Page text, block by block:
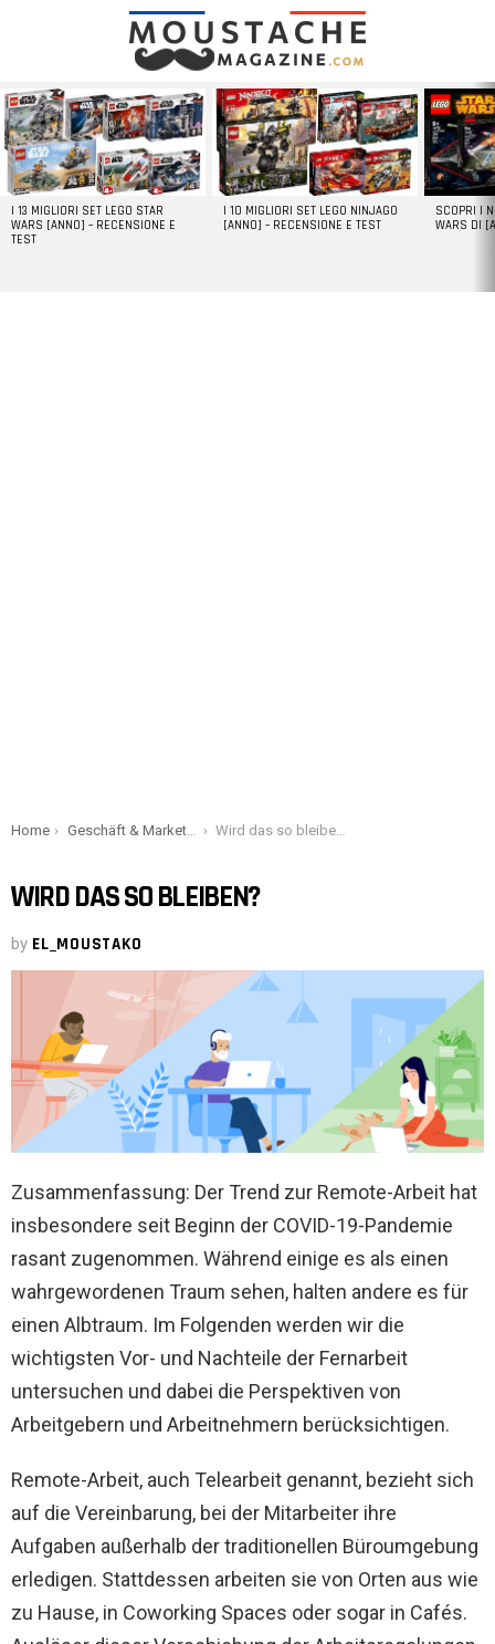
LATEST
STORIES
I 13 MIGLIORI SET LEGO STAR
WARS [ANNO] – RECENSIONE E
TEST
I 10 MIGLIORI SET LEGO NINJAGO
[ANNO] – RECENSIONE E TEST
SCOPRI I
WARS DI
You are here:
Home Geschäft & Marketing Wird das so bleiben?
WIRD DAS SO BLEIBEN?
by EL_MOUSTAKO
Zusammenfassung: Der Trend zur Remote-Arbeit hat
insbesondere seit Beginn der COVID-19-Pandemie
rasant zugenommen. Während einige es als einen
wahrgewordenen Traum sehen, halten andere es für
einen Albtraum. Im Folgenden werden wir die
wichtigsten Vor- und Nachteile der Fernarbeit
untersuchen und dabei die Perspektiven von
Arbeitgebern und Arbeitnehmern berücksichtigen.
Remote-Arbeit, auch Telearbeit genannt, bezieht sich
auf die Vereinbarung, bei der Mitarbeiter ihre
Aufgaben außerhalb der traditionellen Büroumgebung
erledigen. Stattdessen arbeiten sie von Orten aus wie
zu Hause, in Coworking Spaces oder sogar in Cafés.